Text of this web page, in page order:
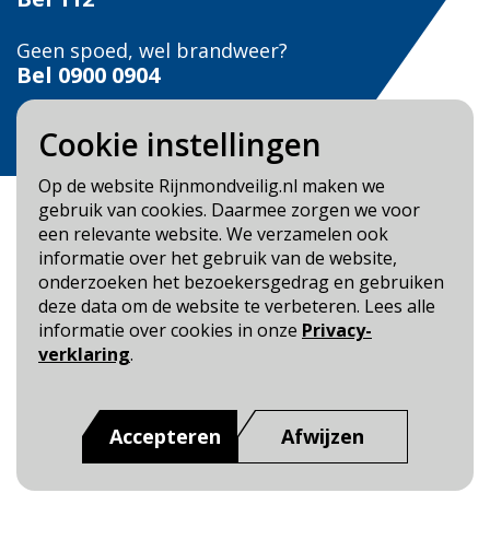
Cookie instellingen
Op de website Rijnmondveilig.nl maken we
gebruik van cookies. Daarmee zorgen we voor
een relevante website. We verzamelen ook
informatie over het gebruik van de website,
onderzoeken het bezoekersgedrag en gebruiken
deze data om de website te verbeteren. Lees alle
informatie over cookies in onze Privacy-
verklaring.
Accepteren Afwijzen
Geen spoed, wel brandweer?
Bel 0900 0904
Veilig Leven?
Bel 0900-8387
Blijf op de hoogte
Cookie- en Privacybeleid
Dit is een website van
Veiligheidsregio Rotterdam-